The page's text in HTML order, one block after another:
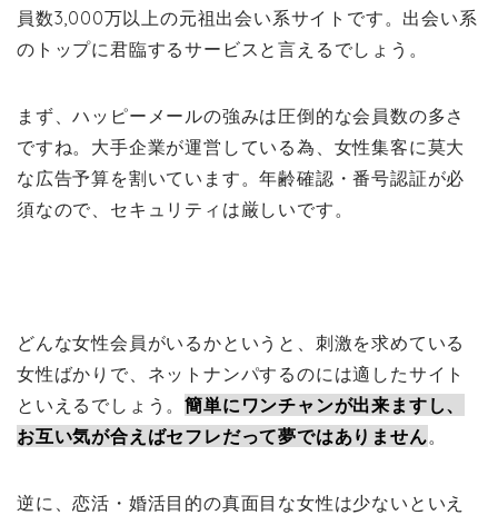
員数3,000万以上の元祖出会い系サイトです。出会い系
のトップに君臨するサービスと言えるでしょう。
まず、ハッピーメールの強みは圧倒的な会員数の多さ
ですね。大手企業が運営している為、女性集客に莫大
な広告予算を割いています。年齢確認・番号認証が必
須なので、セキュリティは厳しいです。
どんな女性会員がいるかというと、刺激を求めている
女性ばかりで、ネットナンパするのには適したサイト
といえるでしょう。簡単にワンチャンが出来ますし、
お互い気が合えばセフレだって夢ではありません。
逆に、恋活・婚活目的の真面目な女性は少ないといえ